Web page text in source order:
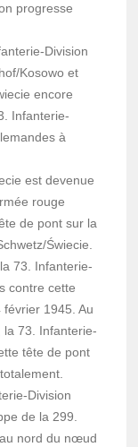
progresse
Division
Kosowo et
encore
Infanterie-
à
est devenue
rouge
de pont sur la
Świecie.
73. Infanterie-
contre cette
1945. Au
la 73. Infanterie-
tête de pont
Division
de la 299.
nord du nœud